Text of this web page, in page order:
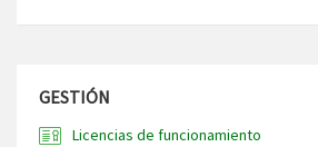
GESTIÓN
Licencias de funcionamiento